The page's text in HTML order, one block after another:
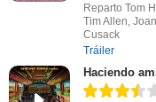
Reparto Tom
Tim Allen, Joan
Cusack
Tráiler
Haciendo